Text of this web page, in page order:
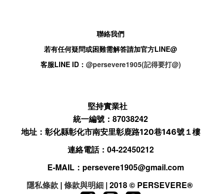
聯絡我們
若有任何疑問或困難需解答請加官方LINE@
客服LINE ID： @persevere1905(記得要打@)
堅持實業社
統一編號：87038242
地址： 彰化縣彰化市南安里彰鹿路120巷146號１樓
連絡電話：04-22450212
E-MAIL： persevere1905@gmail.com
隱私條款| 條款與明細| 2018 © PERSEVERE®